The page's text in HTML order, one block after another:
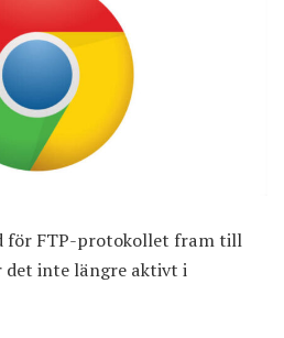
för FTP-protokollet fram till
det inte längre aktivt i